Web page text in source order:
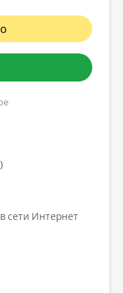
сети Интернет